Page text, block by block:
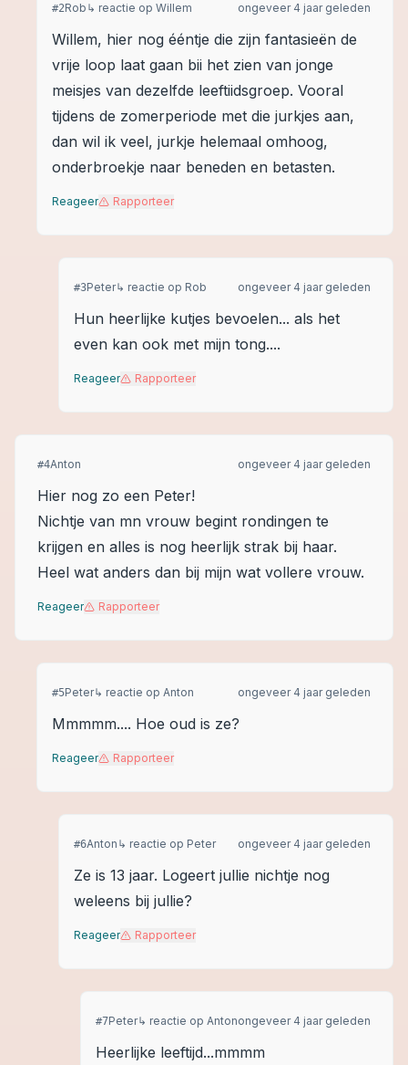
#2Rob ↳ reactie op Willem ongeveer 4 jaar geleden
Willem, hier nog ééntje die zijn fantasieën de
vrije loop laat gaan bii het zien van jonge
meisjes van dezelfde leeftiidsgroep. Vooral
tijdens de zomerperiode met die jurkjes aan,
dan wil ik veel, jurkje helemaal omhoog,
onderbroekje naar beneden en betasten.
Reageer Rapporteer
#3Peter↳ reactie op Rob ongeveer 4 jaar geleden
Hun heerlijke kutjes bevoelen... als het
even kan ook met mijn tong....
Reageer Rapporteer
#4Anton ongeveer 4 jaar geleden
Hier nog zo een Peter!
Nichtje van mn vrouw begint rondingen te
krijgen en alles is nog heerlijk strak bij haar.
Heel wat anders dan bij mijn wat vollere vrouw.
Reageer Rapporteer
#5Peter↳ reactie op Anton ongeveer 4 jaar geleden
Mmmmm.... Hoe oud is ze?
Reageer Rapporteer
#6Anton ↳ reactie op Peter ongeveer 4 jaar geleden
Ze is 13 jaar. Logeert jullie nichtje nog
weleens bij jullie?
Reageer Rapporteer
#7Peter↳ reactie op Antonongeveer 4 jaar geleden
Heerlijke leeftijd...mmmm